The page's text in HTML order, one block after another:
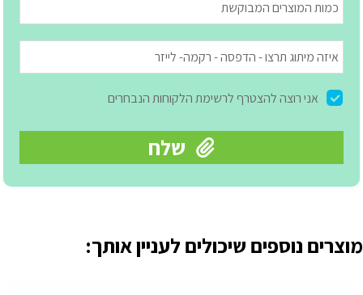
מוצרים נוספים שיכולים לעניין אותך: